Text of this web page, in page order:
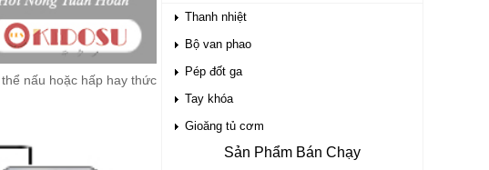
nấu hoặc hấp hay thức
Thanh nhiệt
Bộ van phao
Pép đốt ga
Tay khóa
Gioăng tủ cơm
Sản Phẩm Bán Chạy